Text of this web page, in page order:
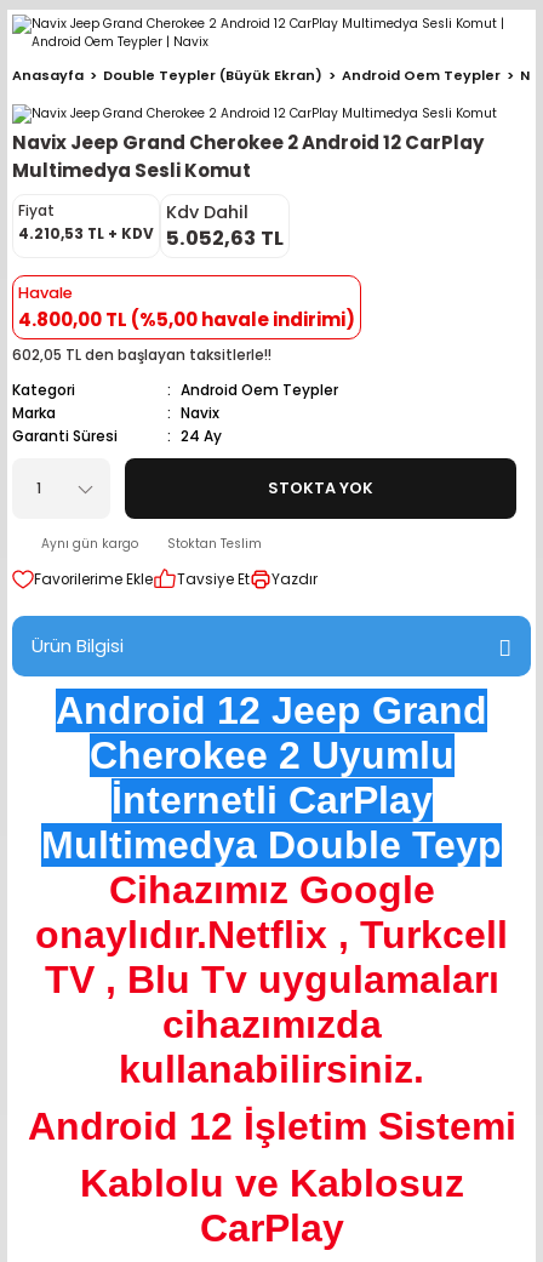
Geri Dön
Geri Dön
Teypler
Geri Dön
Geri Dön
Hoparlör Takımları
Takımları
Hoparlör Takımları
Hoparlör Takımları
Takımları
Takımları
Hoparlör Takımları
Geri Dön
Geri Dön
Geri Dön
Geri Dön
İçinden Ekran Çıkan )
Geri Dön
Anasayfa Double Teypler (Büyük Ekran) Android Oem Teypler
Navix Jeep Grand Cherokee 2 Android 12 CarPlay
Multimedya Sesli Komut
Fiyat
4.210,53 TL + KDV
Kdv Dahil
5.052,63 TL
Havale
4.800,00 TL (%5,00 havale indirimi)
602,05 TL den başlayan taksitlerle!!
Kategori
Android Oem Teypler
Marka
Navix
Garanti Süresi
24 Ay
STOKTA YOK
Aynı gün kargo Stoktan Teslim
Tavsiye Et Yazdır
Ürün Bilgisi
Android 12 Jeep Grand
Cherokee 2 Uyumlu
İnternetli CarPlay
Multimedya Double Teyp
Cihazımız Google
onaylıdır.Netflix , Turkcell
TV , Blu Tv uygulamaları
cihazımızda
kullanabilirsiniz.
Android 12 İşletim Sistemi
Kablolu ve Kablosuz
CarPlay